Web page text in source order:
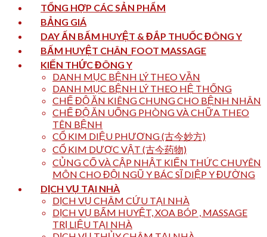
TỔNG HỢP CÁC SẢN PHẨM
BẢNG GIÁ
DAY ẤN BẤM HUYỆT & ĐẮP THUỐC ĐÔNG Y
BẤM HUYỆT CHÂN_FOOT MASSAGE
KIẾN THỨC ĐÔNG Y
DANH MỤC BỆNH LÝ THEO VẦN
DANH MỤC BỆNH LÝ THEO HỆ THỐNG
CHẾ ĐỘ ĂN KIÊNG CHUNG CHO BỆNH NHÂN
CHẾ ĐỘ ĂN UỐNG PHÒNG VÀ CHỮA THEO
TÊN BỆNH
CỔ KIM DIỆU PHƯƠNG (古今妙方)
CỔ KIM DƯỢC VẬT (古今药物)
CỦNG CỐ VÀ CẬP NHẬT KIẾN THỨC CHUYÊN
MÔN CHO ĐỘI NGŨ Y BÁC SĨ DIỆP Y ĐƯỜNG
DỊCH VỤ TẠI NHÀ
DỊCH VỤ CHÂM CỨU TẠI NHÀ
DỊCH VỤ BẤM HUYỆT, XOA BÓP , MASSAGE
TRỊ LIỆU TẠI NHÀ